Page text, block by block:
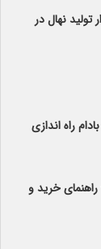
تولید نهال­ در
راه اندازی
خرید و